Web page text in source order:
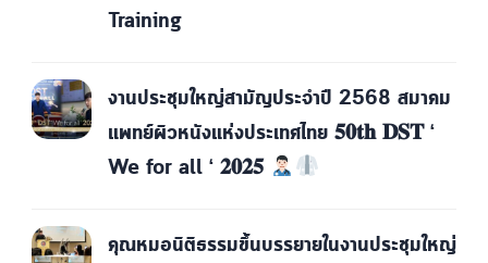
Training
งานประชุมใหญ่สามัญประจำปี 2568 สมาคม
แพทย์ผิวหนังแห่งประเทศไทย 𝟓𝟎𝐭𝐡 𝐃𝐒𝐓 ‘
We for all ‘ 𝟐𝟎𝟐𝟓
คุณหมอนิติธรรมขึ้นบรรยายในงานประชุมใหญ่